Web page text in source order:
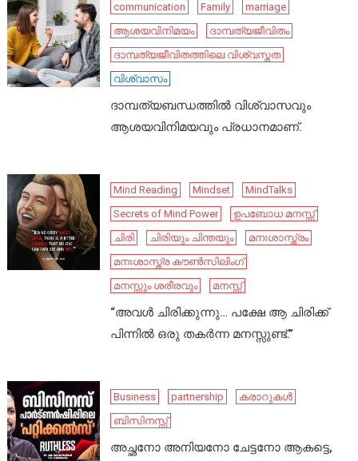
communication Family
marriage
ആശയവിനിമയം
ദാമ്പത്യജീവിതം
ദാമ്പത്യജീവിതത്തിലെ വിശ്വസ്തത
വിശ്വാസം
ദാമ്പത്യബന്ധത്തിൽ വിശ്വാസവും
ആശയവിനിമയവും പ്രധാനമാണ്.
Mind Reading Mindset
MindTalks
Secrets of Mind Power
ഉപബോധ മനസ്സ്
ചിരി
ചിരിയും ചിന്തയും
മനഃശാസ്ത്രം
മനഃശാസ്ത്ര കൗൺസിലിംഗ്
മനസ്സും ശരീരവും
മനസ്സ്
“അവൾ ചിരിക്കുന്നു… പക്ഷേ ആ ചിരിക്ക്
പിന്നിൽ ഒരു തകർന്ന മനസ്സുണ്ട്.”
Business partnership
കരാറുകൾ
ബിസിനസ്സ്
അച്ഛനോ അനിയനോ ചേട്ടനോ ആകട്ടെ,